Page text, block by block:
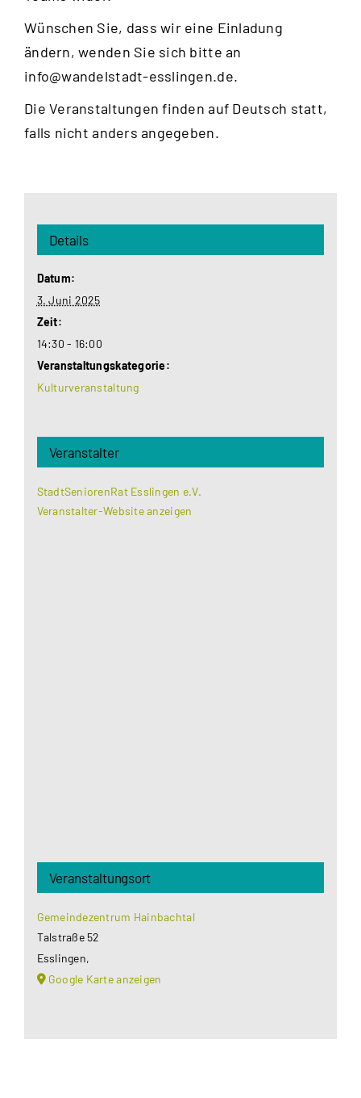
Wünschen Sie, dass wir eine Einladung
ändern, wenden Sie sich bitte an
info@wandelstadt-esslingen.de.
Die Veranstaltungen finden auf Deutsch statt,
falls nicht anders angegeben.
Details
Datum:
3. Juni 2025
Zeit:
14:30 - 16:00
Veranstaltungskategorie:
Kulturveranstaltung
Veranstalter
StadtSeniorenRat Esslingen e.V.
Veranstalter-Website anzeigen
Veranstaltungsort
Gemeindezentrum Hainbachtal
Talstraße 52
Esslingen,
Google Karte anzeigen